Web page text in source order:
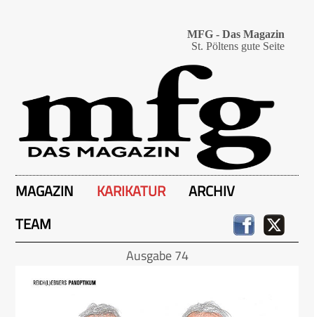
MFG - Das Magazin
St. Pöltens gute Seite
MAGAZIN KARIKATUR
ARCHIV
TEAM
Ausgabe 74